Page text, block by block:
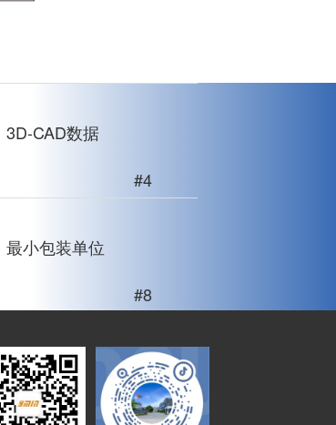
3D-CAD数据
#4
最小包装单位
#8